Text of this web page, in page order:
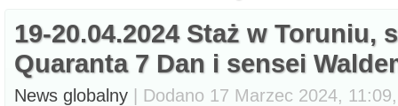
19-20.04.2024 Staż w Toruniu,
Quaranta 7 Dan i sensei
News globalny | Dodano 17 Marzec 2024,